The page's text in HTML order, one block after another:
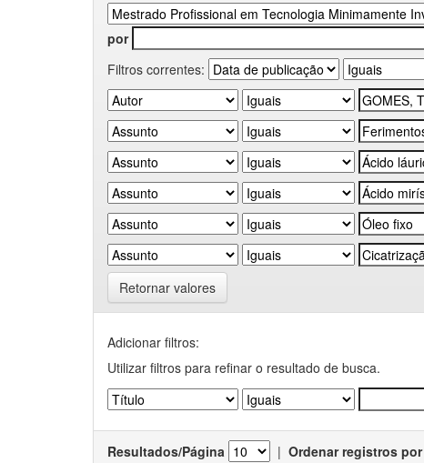
por
Filtros correntes:
Retornar valores
Adicionar filtros:
Utilizar filtros para refinar o resultado de busca.
Resultados/Página | Ordenar registros por